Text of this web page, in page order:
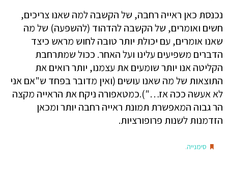
נכנסת כאן ראייה רחבה, של הקשבה למה שאנו צריכים,
חשים ואומרים, של הקשבה להדהוד (להשפעה) של מה
שאנו אומרים, עם יכולת יותר טובה לחוש מראש כיצד
הדברים משפיעים עלינו ועל האחר. ככול שמתרחבת
הקליטה אנו יותר שומעים את עצמנו, יותר רואים את
התוצאות של מה שאנו עושים (ואין מדובר בפחד ש"אם אני
לא אעשה ככה אז…").כמטאפורה ניקח את הראייה מקצה
הר גבוה המאפשרת תמונת ראייה רחבה יותר ומכאן
הזדמנות לשנות פרופורציות.
סימנייה.